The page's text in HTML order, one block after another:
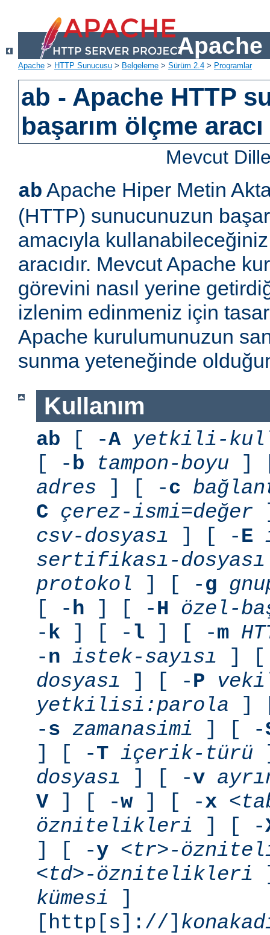
Apache
Apache > HTTP Sunucusu > Belgeleme > Sürüm 2.4 > Programlar
ab - Apache HTTP
başarım ölçme aracı
Mevcut
ab Apache Hiper Metin
(HTTP) sunucunuzun
amacıyla
aracıdır. Mevcut Apache
görevini nasıl yerine
izlenim edinmeniz için
Apache kurulumunuzun
sunma yeteneğinde
Kullanım
ab [ -A
yetkili-
[ -b tampon-boyu ]
adres ] [ -c
C çerez-ismi=değer
csv-dosyası ] [ -E
sertifikası-dosyası
protokol ] [ -g
[ -h ] [ -H özel-
-k ] [ - l ] [ -m
-n istek-sayısı ] [
dosyası ] [ -P
yetkilisi:parola ]
-s zamanasimi ] [ -
] [ -T içerik-türü
dosyası ] [ -v
V] [ -w] [ -x
öznitelikleri ] [ -
] [ -y <tr>-
<td>-öznitelikleri
kümesi ]
[http[s]://]